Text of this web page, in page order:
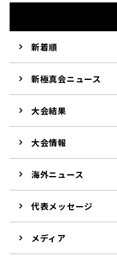
新着順
新極真会ニュース
大会結果
大会情報
海外ニュース
代表メッセージ
メディア